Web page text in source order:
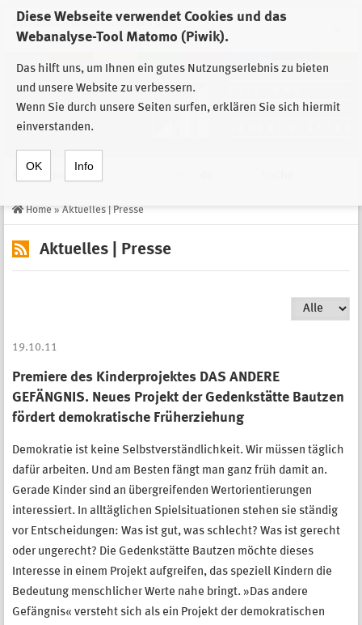
Diese Webseite verwendet Cookies und das
Webanalyse-Tool Matomo (Piwik).
Das hilft uns, um Ihnen ein gutes Nutzungserlebnis zu bieten
und unsere Website zu verbessern.
Wenn Sie durch unsere Seiten surfen, erklären Sie sich hiermit
einverstanden.
OK Info
Zur Auswahl der Einrichtungen der
Stiftung Sächsische Gedenkstätten
Home » Aktuelles | Presse
Aktuelles | Presse
19.10.11
Premiere des Kinderprojektes DAS ANDERE
GEFÄNGNIS. Neues Projekt der Gedenkstätte Bautzen
fördert demokratische Früherziehung
Demokratie ist keine Selbstverständlichkeit. Wir müssen täglich
dafür arbeiten. Und am Besten fängt man ganz früh damit an.
Gerade Kinder sind an übergreifenden Wertorientierungen
interessiert. In alltäglichen Spielsituationen stehen sie ständig
vor Entscheidungen: Was ist gut, was schlecht? Was ist gerecht
oder ungerecht? Die Gedenkstätte Bautzen möchte dieses
Interesse in einem Projekt aufgreifen, das speziell Kindern die
Bedeutung menschlicher Werte nahe bringt. »Das andere
Gefängnis« versteht sich als ein Projekt der demokratischen